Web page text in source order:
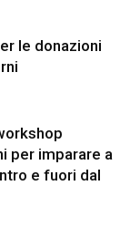
le donazioni
per imparare a
e fuori dal